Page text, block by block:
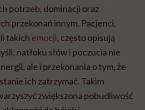
potrzeb, dominacji oraz
przekonań innym. Pacjenci,
takich emocji, często opisują
natłoku słów i poczucia nie
ale i przekonania o tym, że
ich zatrzymać. Takim
zwiększona pobudliwość